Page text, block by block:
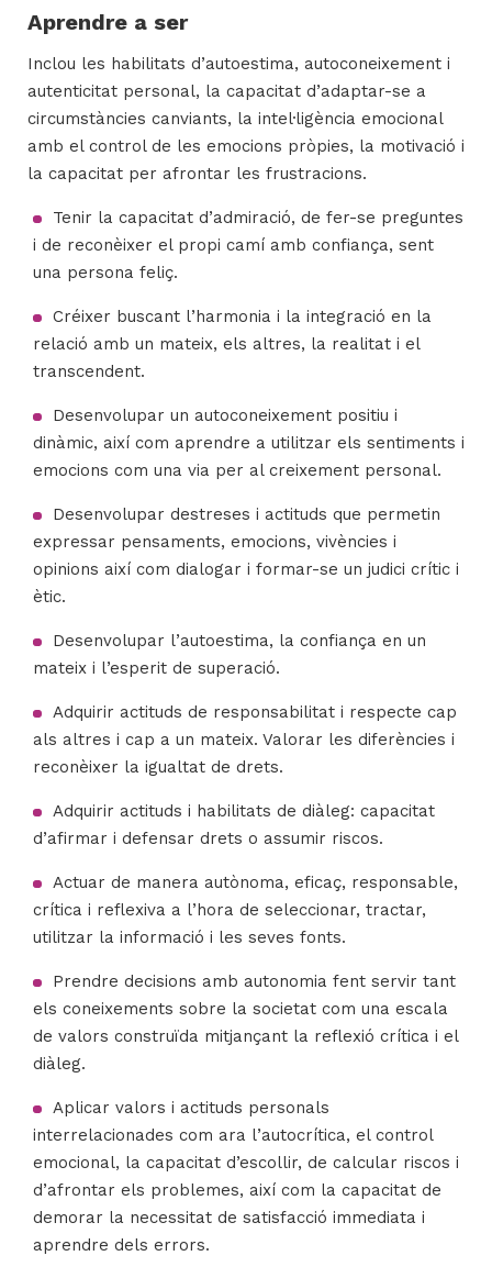
Aprendre a ser
Inclou les habilitats d’autoestima, autoconeixement i
autenticitat personal, la capacitat d’adaptar-se a
circumstàncies canviants, la intel·ligència emocional
amb el control de les emocions pròpies, la motivació i
la capacitat per afrontar les frustracions.
Tenir la capacitat d’admiració, de fer-se preguntes
i de reconèixer el propi camí amb confiança, sent
una persona feliç.
Créixer buscant l’harmonia i la integració en la
relació amb un mateix, els altres, la realitat i el
transcendent.
Desenvolupar un autoconeixement positiu i
dinàmic, així com aprendre a utilitzar els sentiments i
emocions com una via per al creixement personal.
Desenvolupar destreses i actituds que permetin
expressar pensaments, emocions, vivències i
opinions així com dialogar i formar-se un judici crític i
ètic.
Desenvolupar l’autoestima, la confiança en un
mateix i l’esperit de superació.
Adquirir actituds de responsabilitat i respecte cap
als altres i cap a un mateix. Valorar les diferències i
reconèixer la igualtat de drets.
Adquirir actituds i habilitats de diàleg: capacitat
d’afirmar i defensar drets o assumir riscos.
Actuar de manera autònoma, eficaç, responsable,
crítica i reflexiva a l’hora de seleccionar, tractar,
utilitzar la informació i les seves fonts.
Prendre decisions amb autonomia fent servir tant
els coneixements sobre la societat com una escala
de valors construïda mitjançant la reflexió crítica i el
diàleg.
Aplicar valors i actituds personals
interrelacionades com ara l’autocrítica, el control
emocional, la capacitat d’escollir, de calcular riscos i
d’afrontar els problemes, així com la capacitat de
demorar la necessitat de satisfacció immediata i
aprendre dels errors.